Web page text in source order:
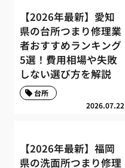
【2026年最新】愛知
県の台所つまり修理業
者おすすめランキング
5選！費用相場や失敗
しない選び方を解説
2026.07.22
台所
【2026年最新】福岡
県の洗面所つまり修理